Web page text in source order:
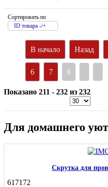
Сортировать по
ID товара -/+
В начало Назад
6 7 8
Показано 211 - 232 из 232
Для домашнего
Скрутка для
617172